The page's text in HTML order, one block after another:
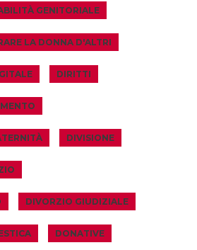
GENITORIALE
LA DONNA D'ALTRI
DIRITTI
DIVISIONE
DIVORZIO GIUDIZIALE
DONATIVE